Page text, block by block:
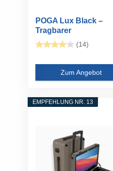
POGA Lux Black –
Tragbarer
Gamingkoffer...
(14)
Zum Angebot
EMPFEHLUNG NR. 13